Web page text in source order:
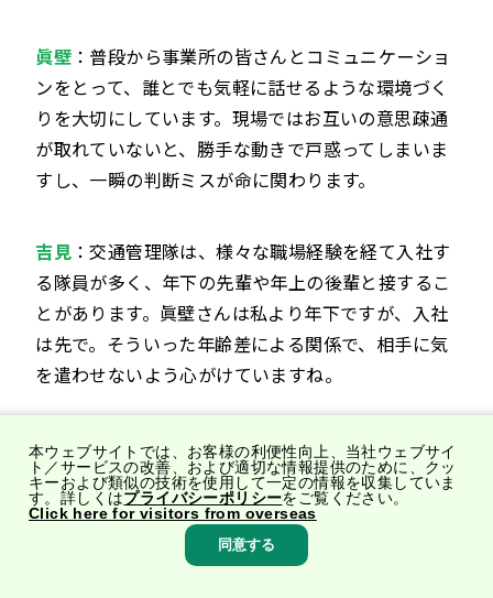
眞壁：普段から事業所の皆さんとコミュニケーショ
ンをとって、誰とでも気軽に話せるような環境づく
りを大切にしています。現場ではお互いの意思疎通
が取れていないと、勝手な動きで戸惑ってしまいま
すし、一瞬の判断ミスが命に関わります。
吉見：交通管理隊は、様々な職場経験を経て入社す
る隊員が多く、年下の先輩や年上の後輩と接するこ
とがあります。眞壁さんは私より年下ですが、入社
は先で。そういった年齢差による関係で、相手に気
を遣わせないよう心がけていますね。
――交通管理隊をやっていてよかったと感じた瞬間やエ
ピソードはありますか？
：事故や故障車の現場に行って、無事に作業を
本ウェブサイトでは、お客様の利便性向上、当社ウェブサイ
ト／サービスの改善、および適切な情報提供のために、クッ
キーおよび類似の技術を使用して一定の情報を収集していま
す。詳しくはプライバシーポリシーをご覧ください。
Click here for visitors from overseas
同意する